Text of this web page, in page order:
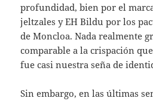
profundidad, bien por el
jeltzales y EH Bildu por los
de Moncloa. Nada realmente
comparable a la crispación
fue casi nuestra seña de
Sin embargo, en las últimas